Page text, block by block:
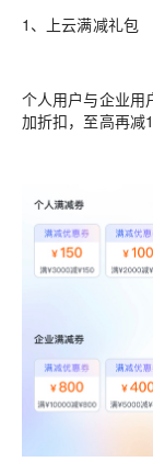
1、上云满减礼包
个人用户与企业用
加折扣，至高再减